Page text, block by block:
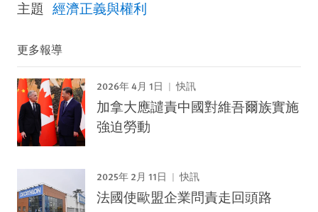
主題 經濟正義與權利
更多報導
2026年 4月 1日 快訊
加拿大應譴責中國對維吾爾族實施
強迫勞動
2025年 2月 11日 快訊
法國使歐盟企業問責走回頭路